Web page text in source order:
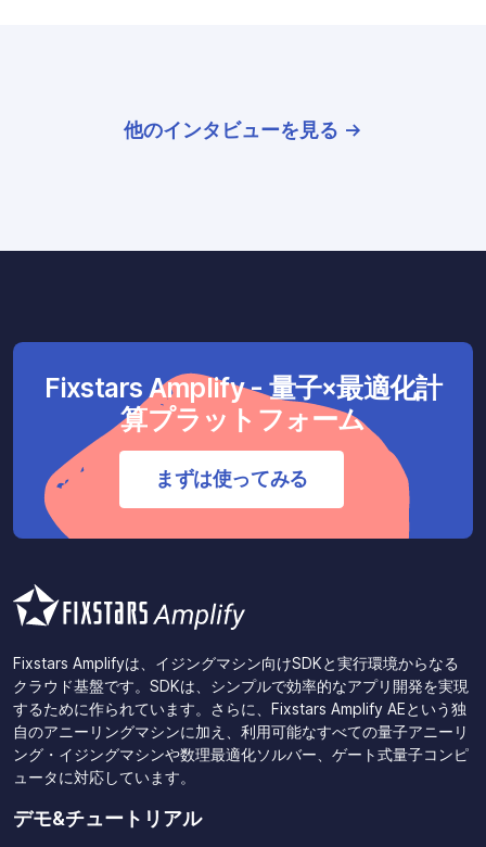
他のインタビューを見る
Fixstars Amplify - 量子×最適化計
算プラットフォーム
まずは使ってみる
Fixstars Amplifyは、イジングマシン向けSDKと実行環境からなる
クラウド基盤です。SDKは、シンプルで効率的なアプリ開発を実現
するために作られています。さらに、Fixstars Amplify AEという独
自のアニーリングマシンに加え、利用可能なすべての量子アニーリ
ング・イジングマシンや数理最適化ソルバー、ゲート式量子コンピ
ュータに対応しています。
デモ&チュートリアル